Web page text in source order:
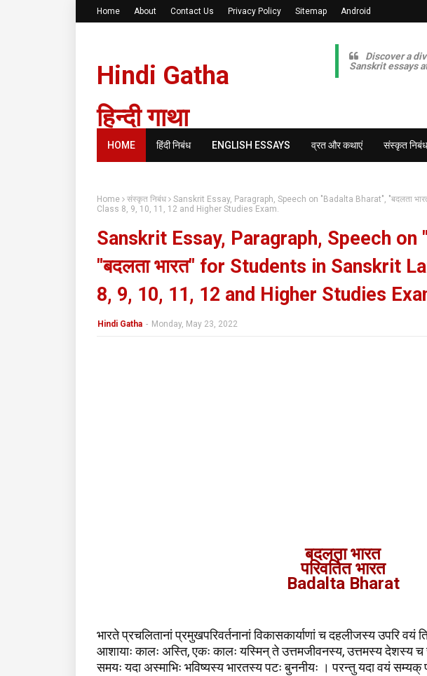
Home About Contact Us Privacy Policy Sitemap Android
Hindi Gatha
हिन्दी गाथा
Discover a
Sanskrit essays
HOME हिंदी निबंध ENGLISH ESSAYS व्रत और कथाएं संस्कृत निबंध
Home संस्कृत निबंध
Sanskrit Essay, Paragraph, Speech on "Badalta Bharat", "बदलता
Class 8, 9, 10, 11, 12 and Higher Studies Exam.
Sanskrit Essay, Paragraph, Speech on
"बदलता भारत" for Students in Sanskrit
8, 9, 10, 11, 12 and Higher Studies
Hindi Gatha - Monday, May 23, 2022
बदलता भारत
परिवर्तित भारत
Badalta Bharat
भारते प्रचलितानां प्रमुखपरिवर्तनानां विकासकार्याणां च दहलीजस्य उपरि वयं
आशायाः कालः अस्ति, एकः कालः यस्मिन् ते उत्तमजीवनस्य, उत्तमस्य देशस्य
समयः यदा अस्माभिः भविष्यस्य भारतस्य पटः बुननीयः । परन्तु यदा वयं सम्यक्